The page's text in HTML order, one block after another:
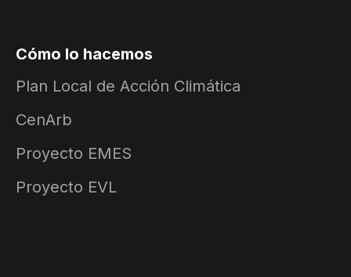
Cómo lo hacemos
Plan Local de Acción Climática
CenArb
Proyecto EMES
Proyecto EVL